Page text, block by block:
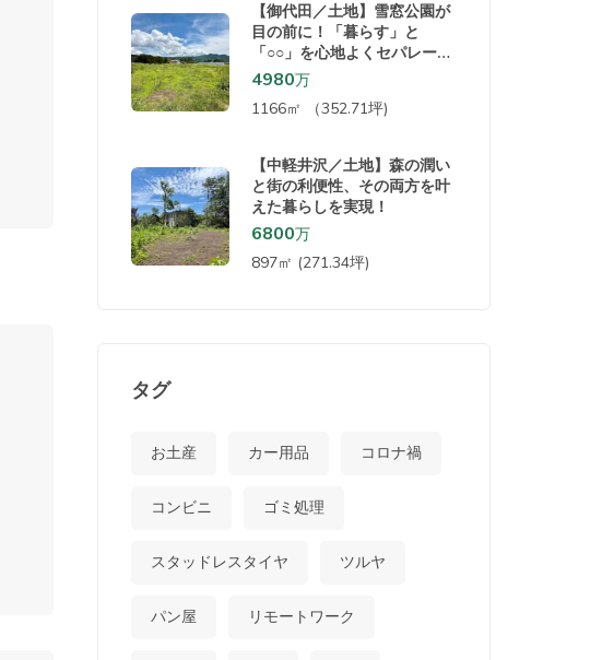
【御代田／土地】雪窓公園が
目の前に！「暮らす」と
「○○」を心地よくセパレー
ト。敷地内で仕事とプライベ
4980万
1166㎡ （352.71坪)
【中軽井沢／土地】森の潤い
と街の利便性、その両方を叶
えた暮らしを実現！
6800万
897㎡ (271.34坪)
タグ
お土産 カー用品 コロナ禍
コンビニ ゴミ処理
スタッドレスタイヤ ツルヤ
パン屋 リモートワーク